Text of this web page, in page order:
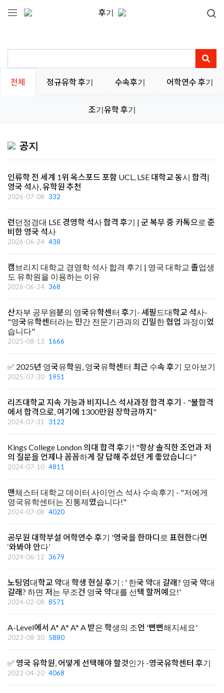
후기
전체 정규유학 후기 수속후기 어학연수 후기
조기유학 후기
공지
인류학 전 세계 1위 옥스포드 포함 UCL, LSE 대학교 동시 합격|
영국 석사, 유학원 추천
2026-07-08 332
런던정경대 LSE 경영학 석사 합격 후기 | 군 복무 중 카톡으로 준
비한 영국 석사
2026-06-24 438
캠브리지 대학교 경영학 석사 합격 후기 | 영국 대학교 졸업생
도 유학원을 이용하는 이유
2026-06-24 368
산자부 공무원분의 영국유학센터 후기- 셰필드대학교 석사-
"영국유학센터라는 민간 전문기관과의 긴밀한 협업 과정이었
습니다"
2025-08-13 1666
✅ 2025년 영국유학원, 영국유학센터 최근 수속 후기 모아보기
2025-07-30 1951
리즈대학교 지속 가능과 비지니스 석사과정 합격 후기 - "불합격
에서 합격으로, 여기에 1300만원 장학금까지"
2024-07-31 3122
Kings College London 의대 합격 후기! "항상 솔직한 조언과 저
의 질문을 언제나 꼼꼼하게 잘 답해 주셨던 게 좋았습니다"
2024-07-10 4811
맨체스터 대학교 데이터 사이언스 석사 수속후기 - "저에게
영국유학센터는 진통제였습니다!"
2024-07-08 4020
공무원 대학부설 어학연수 후기 '영국을 한마디로 표현한다면
‘와봐야 안다’
2024-06-12 3679
노팅엄대학교 약대 학생 현실 후기 : ' 한국 약대 갈래? 영국 약대
갈래? 하면 저는 무조건 영국 약대를 선택 할꺼예요!'
2024-02-08 8571
A-Level에서 A* A* A* A 받은 학생의 조언 '뻔뻔해지세요'
2023-08-30 5880
✅ 영국 유학원, 어떻게 선택해야 할것인가 -영국유학센터 후기
2023-04-20 4068